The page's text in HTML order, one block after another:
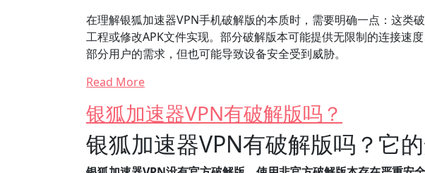
在理解银狐加速器VPN手机破解版的本质时，需要明确一点：这类
工程或修改APK文件实现。部分破解版本可能提供无限制的连接速
部分用户的需求，但也可能导致设备安全受到威胁。
Read More
银狐加速器VPN有破解版吗？
银狐加速器VPN有破解版吗？它